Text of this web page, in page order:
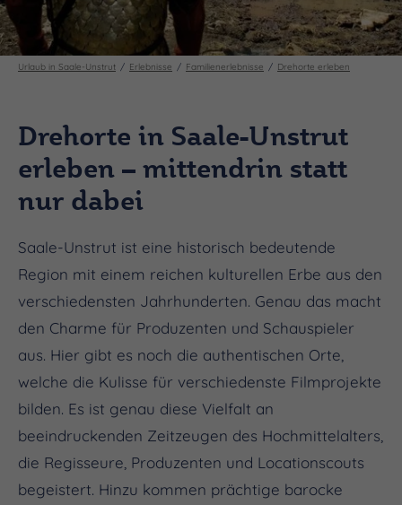
Urlaub in Saale-Unstrut Erlebnisse Familienerlebnisse Drehorte erleben
Drehorte in Saale-Unstrut
erleben – mittendrin statt
nur dabei
Saale-Unstrut ist eine historisch bedeutende
Region mit einem reichen kulturellen Erbe aus den
verschiedensten Jahrhunderten. Genau das macht
den Charme für Produzenten und Schauspieler
aus. Hier gibt es noch die authentischen Orte,
welche die Kulisse für verschiedenste Filmprojekte
bilden. Es ist genau diese Vielfalt an
beeindruckenden Zeitzeugen des Hochmittelalters,
die Regisseure, Produzenten und Locationscouts
begeistert. Hinzu kommen prächtige barocke